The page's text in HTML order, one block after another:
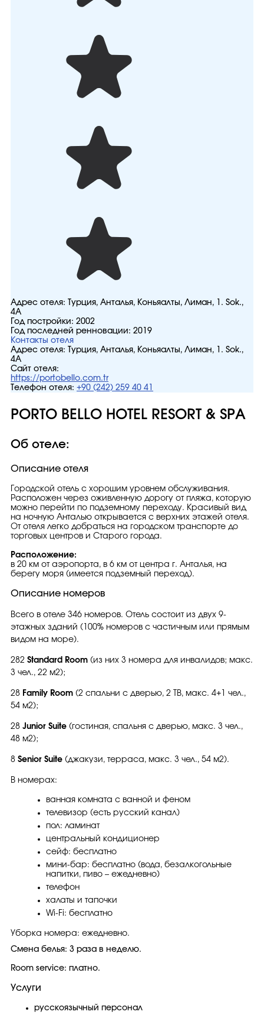
Адрес отеля:
Турция, Анталья, Коньяалты, Лиман, 1. Sok.,
4A
Год постройки: 2002
Год последней ренновации: 2019
Контакты отеля
Адрес отеля:
Турция, Анталья, Коньяалты, Лиман, 1. Sok.,
4A
Сайт отеля:
https://portobello.com.tr
Телефон отеля: +90 (242) 259 40 41
PORTO BELLO HOTEL RESORT & SPA
Об отеле:
Описание отеля
Городской отель с хорошим уровнем обслуживания.
Расположен через оживленную дорогу от пляжа, которую
можно перейти по подземному переходу. Красивый вид
на ночную Анталью открывается с верхних этажей отеля.
От отеля легко добраться на городском транспорте до
торговых центров и Старого города.
Расположение:
в 20 км от аэропорта, в 6 км от центра г. Анталья, на
берегу моря (имеется подземный переход).
Описание номеров
Всего в отеле 346 номеров. Отель состоит из двух 9-
этажных зданий (100% номеров с частичным или прямым
видом на море).
282 Standard Room (из них 3 номера для инвалидов; макс.
3 чел., 22 м2);
28 Family Room (2 спальни с дверью, 2 ТВ, макс. 4+1 чел.,
54 м2);
28 Junior Suite (гостиная, спальня с дверью, макс. 3 чел.,
48 м2);
8 Senior Suite (джакузи, терраса, макс. 3 чел., 54 м2).
В номерах:
ванная комната с ванной и феном
телевизор (есть русский канал)
пол: ламинат
центральный кондиционер
сейф: бесплатно
мини-бар: бесплатно (вода, безалкогольные
напитки, пиво – ежедневно)
телефон
халаты и тапочки
Wi-Fi: бесплатно
Уборка номера: ежедневно.
Смена белья: 3 раза в неделю.
Room service: платно.
Услуги
русскоязычный персонал